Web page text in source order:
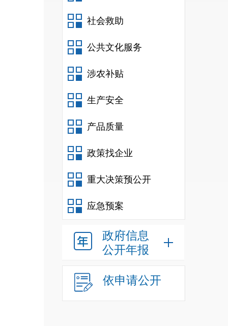
社会救助
公共文化服务
涉农补贴
生产安全
产品质量
政策找企业
重大决策预公开
应急预案
政府信息
公开年报
依申请公开